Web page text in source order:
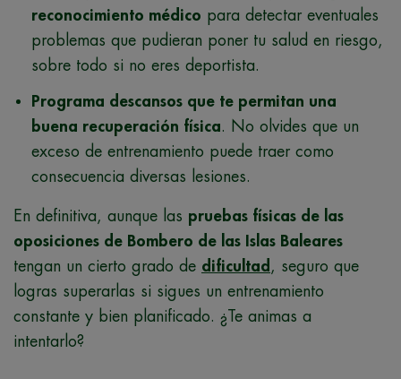
reconocimiento médico para detectar eventuales
problemas que pudieran poner tu salud en riesgo,
sobre todo si no eres deportista.
Programa descansos que te permitan una
buena recuperación física. No olvides que un
exceso de entrenamiento puede traer como
consecuencia diversas lesiones.
En definitiva, aunque las pruebas físicas de las
oposiciones de Bombero de las Islas Baleares
tengan un cierto grado de dificultad , seguro que
logras superarlas si sigues un entrenamiento
constante y bien planificado. ¿Te animas a
intentarlo?